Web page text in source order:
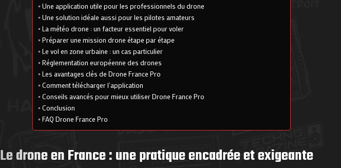
Une application utile pour les professionnels du drone
Une solution idéale aussi pour les pilotes amateurs
La météo drone : un facteur essentiel pour voler
Préparer une mission drone étape par étape
Le vol en zone urbaine : un cas particulier
Réglementation européenne des drones
Les avantages clés de Drone France Pro
Comment télécharger l’application
Conseils avancés pour mieux utiliser Drone France Pro
Conclusion
FAQ Drone France Pro
Le drone en France : une pratique encadrée et exigeante